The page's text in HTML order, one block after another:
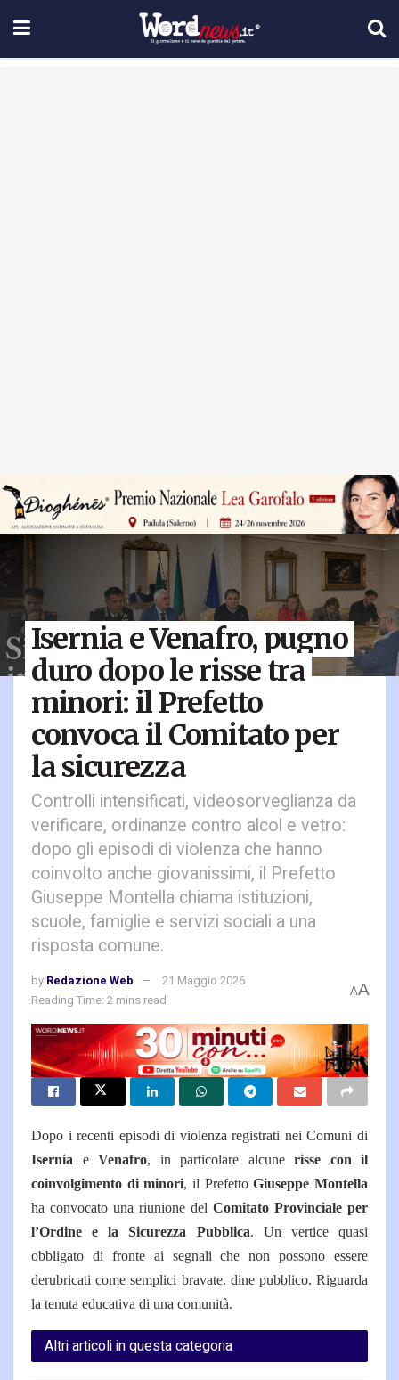
Isernia e Venafro, pugno
duro dopo le risse tra
minori: il Prefetto
convoca il Comitato per
la sicurezza
Controlli intensificati, videosorveglianza da
verificare, ordinanze contro alcol e vetro:
dopo gli episodi di violenza che hanno
coinvolto anche giovanissimi, il Prefetto
Giuseppe Montella chiama istituzioni,
scuole, famiglie e servizi sociali a una
risposta comune.
by Redazione Web
21 Maggio 2026
Reading Time: 2 mins read
AA
Dopo i recenti episodi di violenza registrati nei Comuni di
Isernia e Venafro, in particolare alcune risse con il
coinvolgimento di minori, il PrefettoGiuseppe Montella
ha convocato una riunione del Comitato Provinciale per
l’Ordine e la Sicurezza Pubblica. Un vertice quasi
obbligato di fronte ai segnali che non possono essere
derubricati come semplici bravate. dine pubblico. Riguarda
la tenuta educativa di una comunità.
Altri articoli in questa categoria